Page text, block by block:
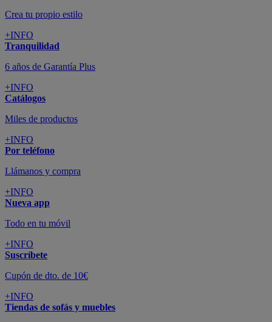
Crea tu propio estilo
+INFO
Tranquilidad
6 años de Garantía Plus
+INFO
Catálogos
Miles de productos
+INFO
Por teléfono
Llámanos y compra
+INFO
Nueva app
Todo en tu móvil
+INFO
Suscríbete
Cupón de dto. de 10€
+INFO
Tiendas de sofás y muebles